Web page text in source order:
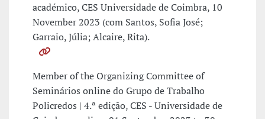
académico, CES Universidade de Coimbra, 10
November 2023 (com Santos, Sofia José;
Garraio, Júlia; Alcaire, Rita).
Member of the Organizing Committee of
Seminários online do Grupo de Trabalho
Policredos | 4.ª edição, CES - Universidade de